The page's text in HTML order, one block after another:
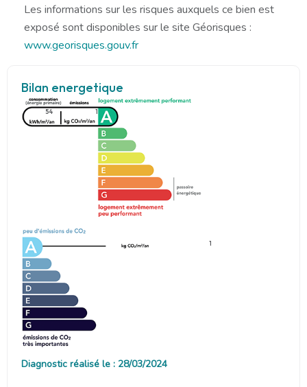
Les informations sur les risques auxquels ce bien est
exposé sont disponibles sur le site Géorisques :
www.georisques.gouv.fr
Bilan energetique
54 1
1
Diagnostic réalisé le : 28/03/2024